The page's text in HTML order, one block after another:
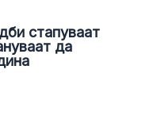
стапуваат
да